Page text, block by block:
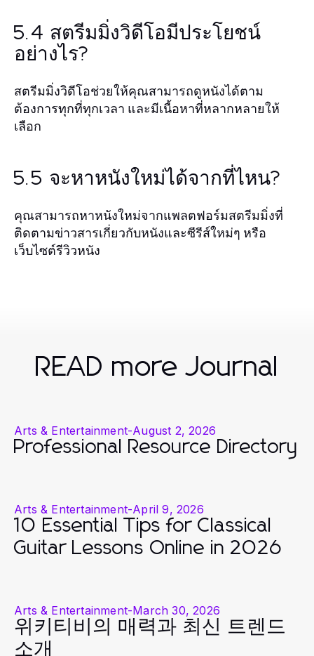
5.4 สตรีมมิ่งวิดีโอมีประโยชน์
อย่างไร?
สตรีมมิ่งวิดีโอช่วยให้คุณสามารถดูหนังได้ตาม
ต้องการทุกที่ทุกเวลา และมีเนื้อหาที่หลากหลายให้
เลือก
5.5 จะหาหนังใหม่ได้จากที่ไหน?
คุณสามารถหาหนังใหม่จากแพลตฟอร์มสตรีมมิ่งที่
ติดตามข่าวสารเกี่ยวกับหนังและซีรีส์ใหม่ๆ หรือ
เว็บไซต์รีวิวหนัง
READ more Journal
Arts & Entertainment-August 2, 2026
Professional Resource Directory
Arts & Entertainment-April 9, 2026
10 Essential Tips for Classical
Guitar Lessons Online in 2026
Arts & Entertainment-March 30, 2026
위키티비의 매력과 최신 트렌드
소개